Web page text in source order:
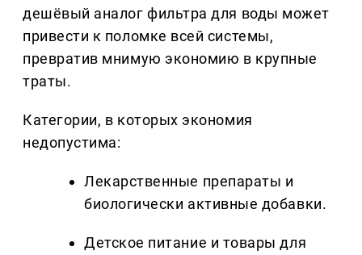
дешёвый аналог фильтра для воды может
привести к поломке всей системы,
превратив мнимую экономию в крупные
траты.
Категории, в которых экономия
недопустима:
Лекарственные препараты и
биологически активные добавки.
Детское питание и товары для